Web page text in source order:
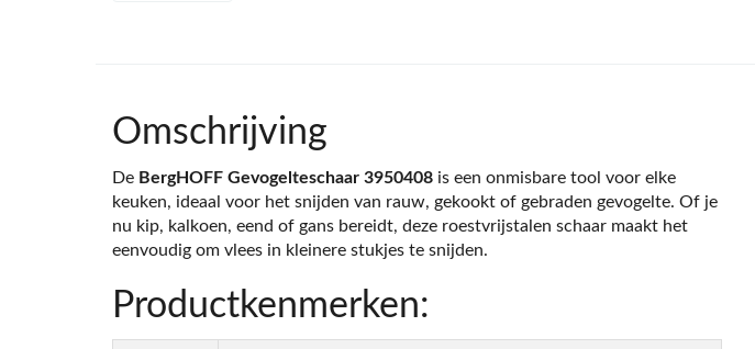
Omschrijving
De BergHOFF Gevogelteschaar 3950408 is een onmisbare tool voor elke
keuken, ideaal voor het snijden van rauw, gekookt of gebraden gevogelte. Of je
nu kip, kalkoen, eend of gans bereidt, deze roestvrijstalen schaar maakt het
eenvoudig om vlees in kleinere stukjes te snijden.
Productkenmerken: